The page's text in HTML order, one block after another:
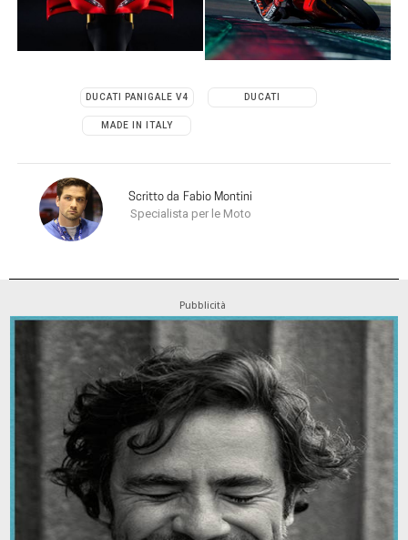
DUCATI PANIGALE V4 DUCATI
MADE IN ITALY
Scritto da Fabio Montini
Specialista per le Moto
Pubblicità